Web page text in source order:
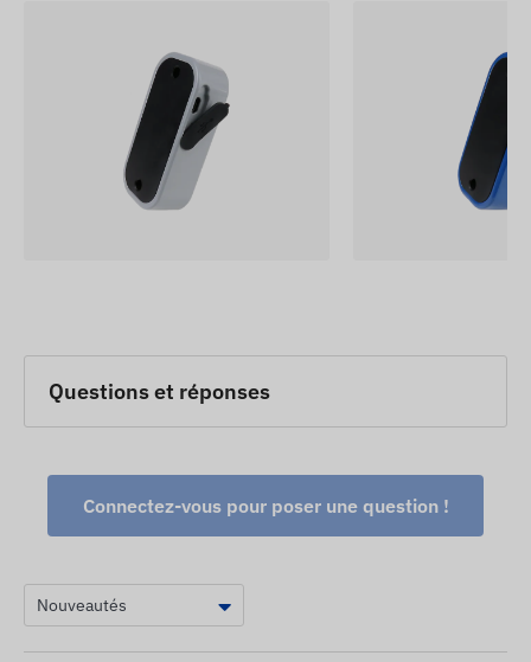
Questions et réponses
Connectez-vous pour poser une question !